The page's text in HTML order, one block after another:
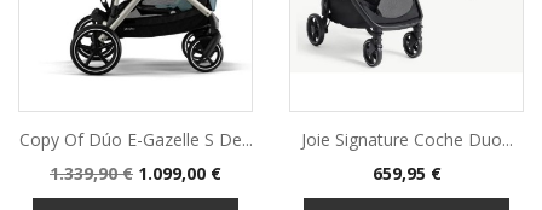
Copy Of Dúo E-Gazelle S De...
Preu
base
1.339,90 € Preu
1.099,00 €
Joie Signature Coche Duo...
Preu
659,95 €